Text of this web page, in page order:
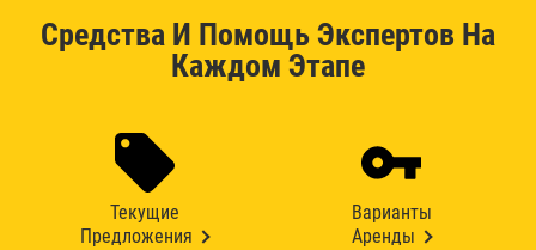
Средства И Помощь Экспертов На
Каждом Этапе
Текущие
Предложения
Варианты
Аренды